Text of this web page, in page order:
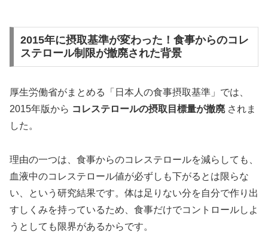
2015年に摂取基準が変わった！食事からのコレ
ステロール制限が撤廃された背景
厚生労働省がまとめる「日本人の食事摂取基準」では、
2015年版から コレステロールの摂取目標量が撤廃されま
した。
理由の一つは、食事からのコレステロールを減らしても、
血液中のコレステロール値が必ずしも下がるとは限らな
い、という研究結果です。体は足りない分を自分で作り出
すしくみを持っているため、食事だけでコントロールしよ
うとしても限界があるからです。